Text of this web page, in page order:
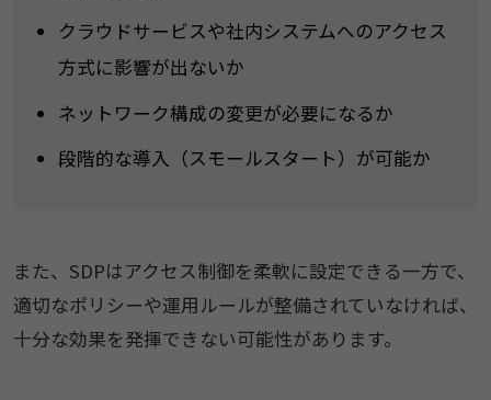
クラウドサービスや社内システムへのアクセス
方式に影響が出ないか
ネットワーク構成の変更が必要になるか
段階的な導入（スモールスタート）が可能か
また、SDPはアクセス制御を柔軟に設定できる一方で、
適切なポリシーや運用ルールが整備されていなければ、
十分な効果を発揮できない可能性があります。